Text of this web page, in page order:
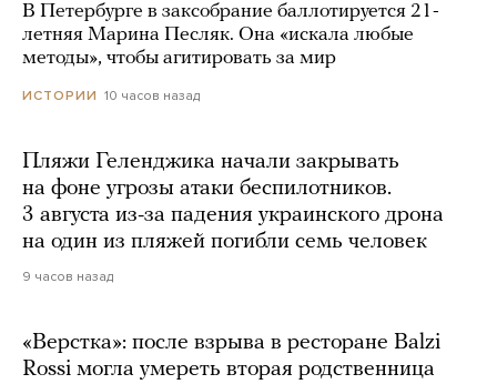
В Петербурге в заксобрание баллотируется 21-
летняя Марина Песляк. Она «искала любые
методы», чтобы агитировать за мир
ИСТОРИИ 10 часов назад
Пляжи Геленджика начали закрывать
на фоне угрозы атаки беспилотников.
3 августа из-за падения украинского дрона
на один из пляжей погибли семь человек
9 часов назад
«Верстка»: после взрыва в ресторане Balzi
Rossi могла умереть вторая родственница